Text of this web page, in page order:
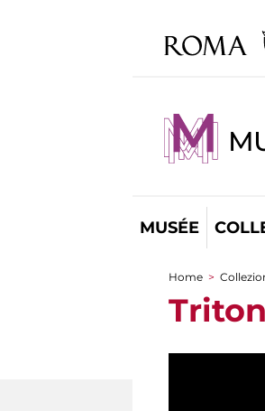
MUSÉE
You are
Home >